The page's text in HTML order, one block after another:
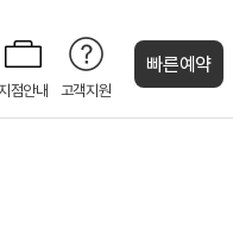
점안내 고객지원
빠른예약